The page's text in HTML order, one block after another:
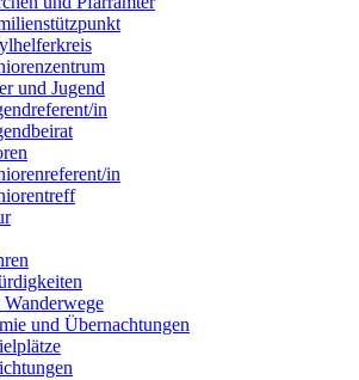
und Jugend
in
in
und Übernachtungen